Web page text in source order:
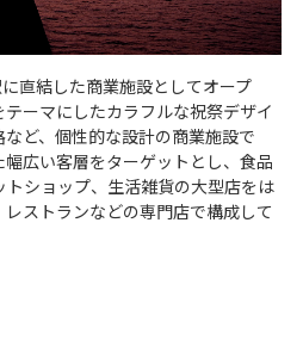
直結した商業施設としてオープ
ーマにしたカラフルな祝祭デザイ
ど、個性的な設計の商業施設で
広い客層をターゲットとし、食品
ショップ、生活雑貨の大型店をは
ストランなどの専門店で構成して